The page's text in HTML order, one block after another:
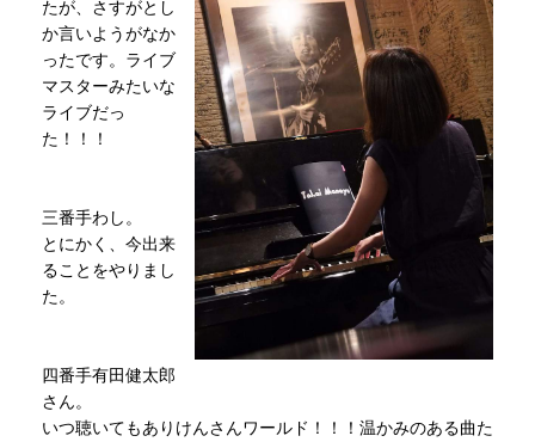
たが、さすがとし
か言いようがなか
ったです。ライブ
マスターみたいな
ライブだっ
た！！！
三番手わし。
とにかく、今出来
ることをやりまし
た。
四番手有田健太郎
さん。
いつ聴いてもありけんさんワールド！！！温かみのある曲た